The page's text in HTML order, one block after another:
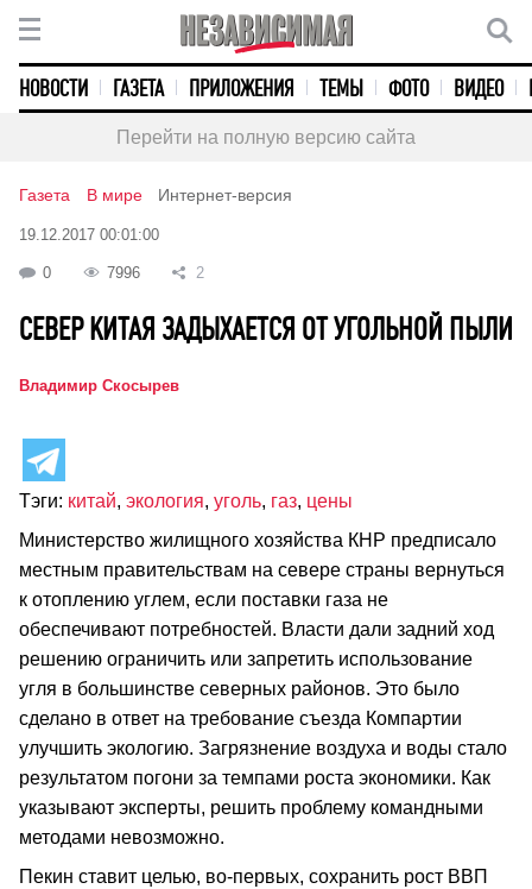
НОВОСТИ ГАЗЕТА ПРИЛОЖЕНИЯ ТЕМЫ ФОТО ВИДЕО
Перейти на полную версию сайта
Газета В мире Интернет-версия
19.12.2017 00:01:00
0 7996 2
СЕВЕР КИТАЯ ЗАДЫХАЕТСЯ ОТ УГОЛЬНОЙ ПЫЛИ
Владимир Скосырев
Тэги: китай, экология, уголь, газ, цены
Министерство жилищного хозяйства КНР предписало
местным правительствам на севере страны вернуться
к отоплению углем, если поставки газа не
обеспечивают потребностей. Власти дали задний ход
решению ограничить или запретить использование
угля в большинстве северных районов. Это было
сделано в ответ на требование съезда Компартии
улучшить экологию. Загрязнение воздуха и воды стало
результатом погони за темпами роста экономики. Как
указывают эксперты, решить проблему командными
методами невозможно.
Пекин ставит целью, во-первых, сохранить рост ВВП